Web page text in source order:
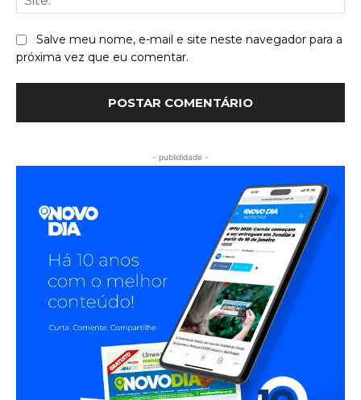
Salve meu nome, e-mail e site neste navegador para a
próxima vez que eu comentar.
- publididade -